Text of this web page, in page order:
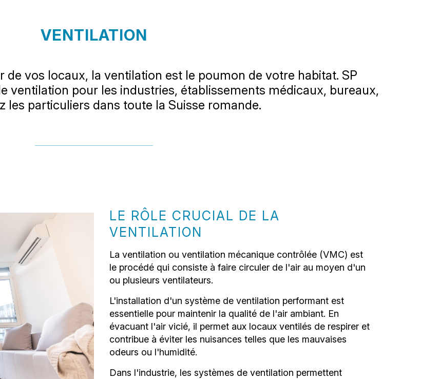
VENTILATION
de vos locaux, la ventilation est le poumon de votre habitat. SP
ventilation pour les industries, établissements médicaux, bureaux,
les particuliers dans toute la Suisse romande.
LE RÔLE CRUCIAL DE LA
VENTILATION
La ventilation ou ventilation mécanique contrôlée (VMC) est
le procédé qui consiste à faire circuler de l'air au moyen d'un
ou plusieurs ventilateurs.
L'installation d'un système de ventilation performant est
essentielle pour maintenir la qualité de l'air ambiant. En
évacuant l'air vicié, il permet aux locaux ventilés de respirer et
contribue à éviter les nuisances telles que les mauvaises
odeurs ou l'humidité.
Dans l'industrie, les systèmes de ventilation permettent